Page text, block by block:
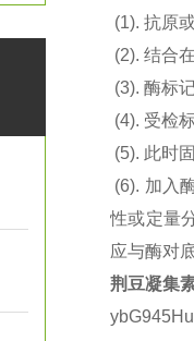
(1). 抗原
(2). 结合
(3). 酶标
(4). 受检
(5). 此时
(6). 加入
性或定量
应与酶对
荆豆凝集